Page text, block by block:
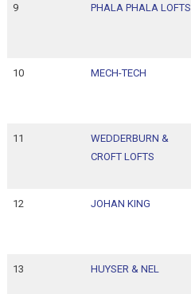
9 PHALA PHALA LOFTS
10 MECH-TECH
11
WEDDERBURN &
CROFT LOFTS
12 JOHAN KING
13 HUYSER & NEL